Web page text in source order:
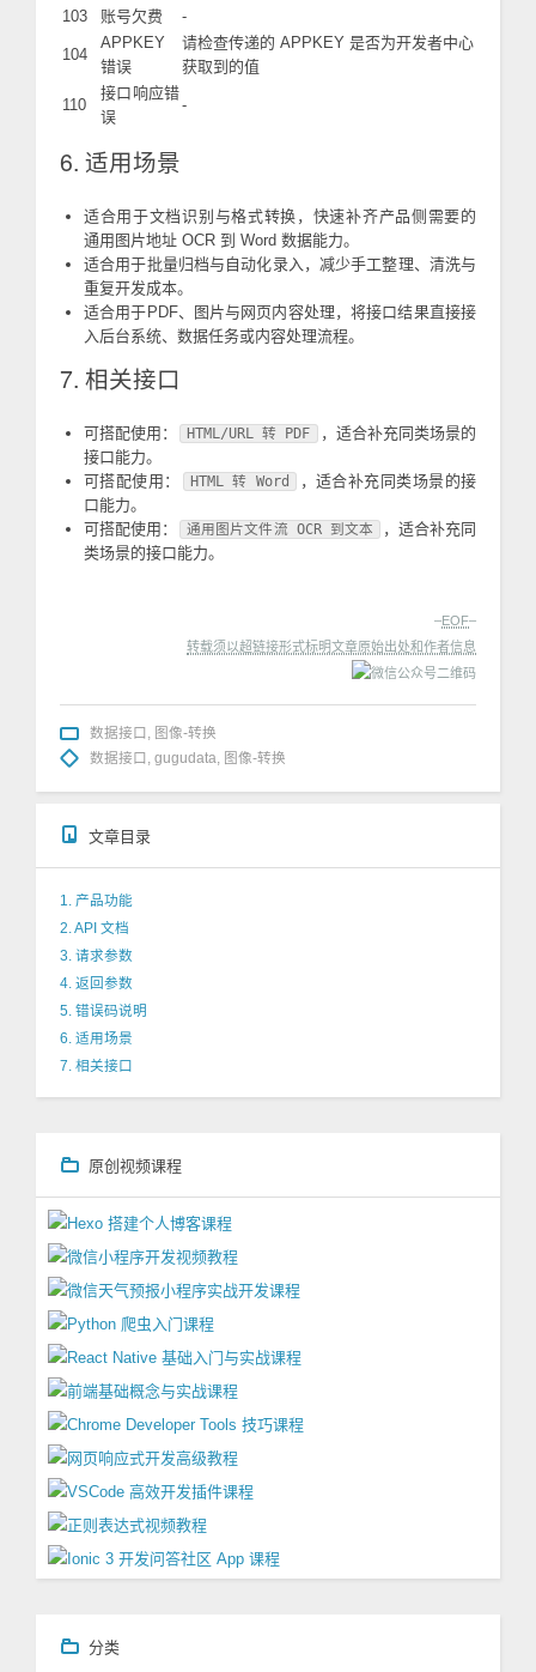
103 账号欠费 -
104
APPKEY
错误
请检查传递的 APPKEY 是否为开发者中心
获取到的值
110
接口响应错
误
-
6. 适用场景
适合用于文档识别与格式转换，快速补齐产品侧需要的
通用图片地址 OCR 到 Word 数据能力。
适合用于批量归档与自动化录入，减少手工整理、清洗与
重复开发成本。
适合用于PDF、图片与网页内容处理，将接口结果直接接
入后台系统、数据任务或内容处理流程。
7. 相关接口
可搭配使用： HTML/URL 转 PDF
，适合补充同类场景的
接口能力。
可搭配使用：
HTML 转 Word
，适合补充同类场景的接
口能力。
可搭配使用：
通用图片文件流 OCR 到文本
，适合补充同
类场景的接口能力。
–EOF–
转载须以超链接形式标明文章原始出处和作者信息
数据接口
图像-转换
数据接口 gugudata 图像-转换
文章目录
1. 产品功能
2. API 文档
3. 请求参数
4. 返回参数
5. 错误码说明
6. 适用场景
7. 相关接口
原创视频课程
分类